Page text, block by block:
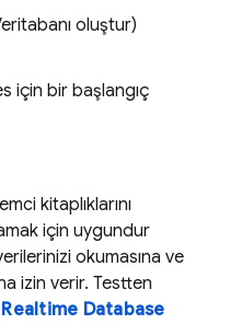
oluştur)
için bir başlangıç
kitaplıklarını
için uygundur
okumasına ve
izin verir. Testten
Database